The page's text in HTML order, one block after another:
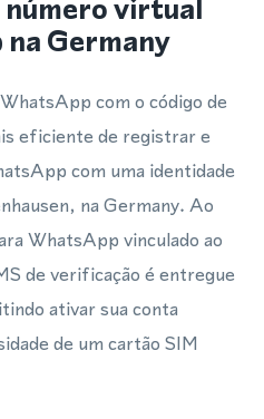
número virtual
Germany
com o código de
eficiente de registrar e
com uma identidade
na Germany. Ao
WhatsApp vinculado ao
de verificação é entregue
ativar sua conta
de um cartão SIM